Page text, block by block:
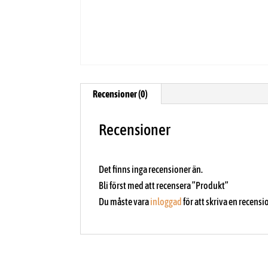
Recensioner (0)
Recensioner
Det finns inga recensioner än.
Bli först med att recensera ”Produkt”
Du måste varainloggad för att skriva en